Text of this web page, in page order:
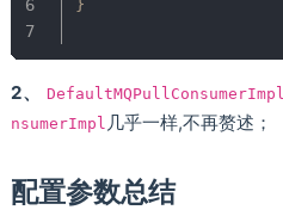
2、 DefaultMQPullConsumerImpl
nsumerImpl 几乎一样,不再赘述；
配置参数总结